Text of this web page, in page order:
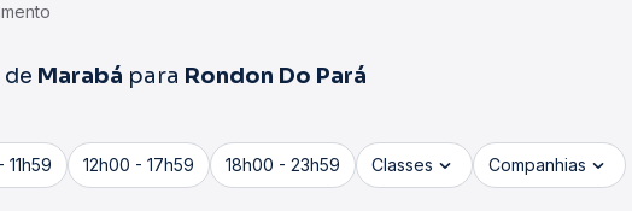
Marabá para Rondon Do Pará
12h00 - 17h59 18h00 - 23h59 Classes Companhias